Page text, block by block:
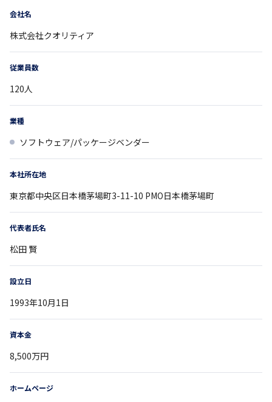
会社名
株式会社クオリティア
従業員数
120人
業種
ソフトウェア/パッケージベンダー
本社所在地
東京都中央区日本橋茅場町3-11-10 PMO日本橋茅場町
代表者氏名
松田 賢
設立日
1993年10月1日
資本金
8,500万円
ホームページ